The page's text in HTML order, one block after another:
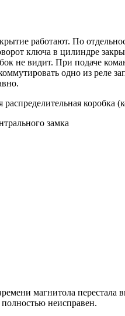
работают. По
ключа в цилиндре
не видит. При подаче
одно из реле
коробка
замка
магнитола перестала
неисправен.